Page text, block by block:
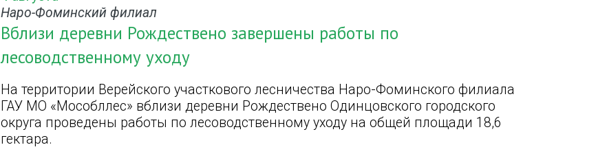
Наро-Фоминский филиал
Вблизи деревни Рождествено завершены работы по
лесоводственному уходу
На территории Верейского участкового лесничества Наро-Фоминского филиала
ГАУ МО «Мособллес» вблизи деревни Рождествено Одинцовского городского
округа проведены работы по лесоводственному уходу на общей площади 18,6
гектара.